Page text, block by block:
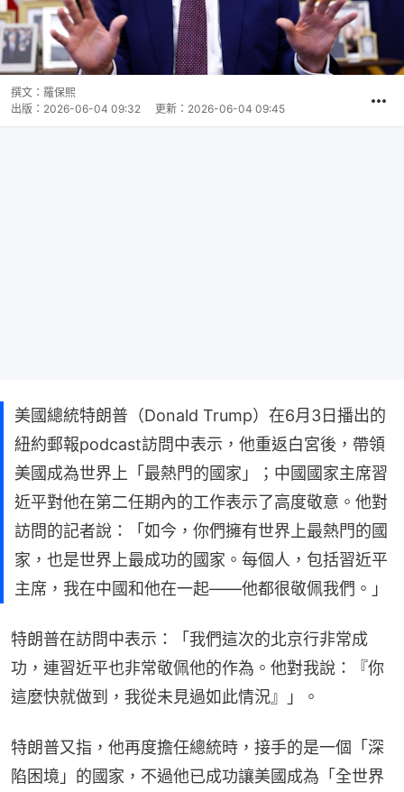
撰文： 羅保熙
出版： 2026-06-04 09:32 更新： 2026-06-04 09:45
美國總統特朗普（Donald Trump）在6月3日播出的
紐約郵報podcast訪問中表示，他重返白宮後，帶領
美國成為世界上「最熱門的國家」；中國國家主席習
近平對他在第二任期內的工作表示了高度敬意。他對
訪問的記者說：「如今，你們擁有世界上最熱門的國
家，也是世界上最成功的國家。每個人，包括習近平
主席，我在中國和他在一起——他都很敬佩我們。」
特朗普在訪問中表示：「我們這次的北京行非常成
功，連習近平也非常敬佩他的作為。他對我說：『你
這麼快就做到，我從未見過如此情況』」。
特朗普又指，他再度擔任總統時，接手的是一個「深
陷困境」的國家，不過他已成功讓美國成為「全世界